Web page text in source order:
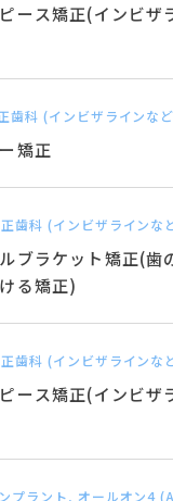
ース矯正(インビザ
歯科 (インビザラインな
矯正
歯科 (インビザラインな
ブラケット矯正(歯
る矯正)
歯科 (インビザラインな
ース矯正(インビザ
プラント, オールオン4